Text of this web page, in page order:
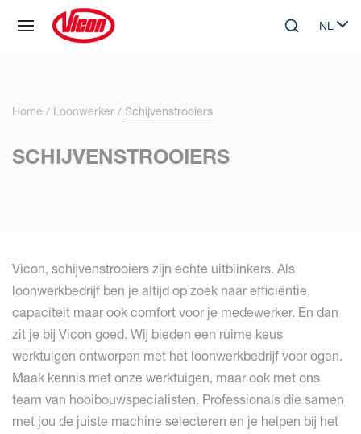
Skip to main contentSearchNL
Select
Home Loonwerker Schijvenstrooiers
SCHIJVENSTROOIERS
Vicon, schijvenstrooiers zijn echte uitblinkers. Als
loonwerkbedrijf ben je altijd op zoek naar efficiëntie,
capaciteit maar ook comfort voor je medewerker. En dan
zit je bij Vicon goed. Wij bieden een ruime keus
werktuigen ontworpen met het loonwerkbedrijf voor ogen.
Maak kennis met onze werktuigen, maar ook met ons
team van hooibouwspecialisten. Professionals die samen
met jou de juiste machine selecteren en je helpen bij het
Cookies beheer paneel